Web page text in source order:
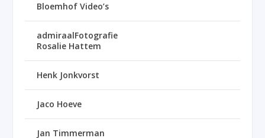
Bloemhof Video’s
admiraalFotografie
Rosalie Hattem
Henk Jonkvorst
Jaco Hoeve
Jan Timmerman